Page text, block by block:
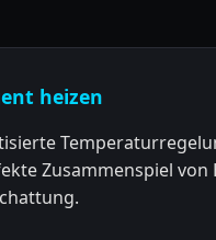
heizen
Zusammenspiel von